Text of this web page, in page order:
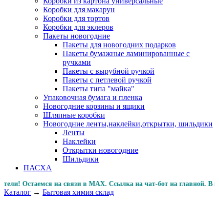
Коробки для макарун
Коробки для тортов
Коробки для эклеров
Пакеты новогодние
Пакеты для новогодних подарков
Пакеты бумажные ламинированные с
ручками
Пакеты с вырубной ручкой
Пакеты с петлевой ручкой
Пакеты типа "майка"
Упаковочная бумага и пленка
Новогодние корзины и ящики
Шляпные коробки
Новогодние ленты,наклейки,открытки, шильдики
Ленты
Наклейки
Открытки новогодние
Шильдики
ПАСХА
на связи в MAX. Ссылка на чат-бот на
Каталог → Бытовая химия склад